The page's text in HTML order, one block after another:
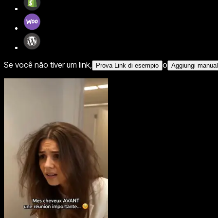
Se você não tiver um link, Prova Link di esempio o Aggiungi